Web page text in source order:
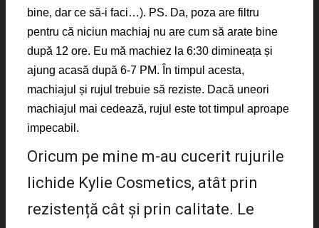
bine, dar ce să-i faci…). PS. Da, poza are filtru
pentru că niciun machiaj nu are cum să arate bine
după 12 ore. Eu mă machiez la 6:30 dimineața și
ajung acasă după 6-7 PM. În timpul acesta,
machiajul și rujul trebuie să reziste. Dacă uneori
machiajul mai cedează, rujul este tot timpul aproape
impecabil.
Oricum pe mine m-au cucerit rujurile
lichide Kylie Cosmetics, atât prin
rezistență cât și prin calitate. Le